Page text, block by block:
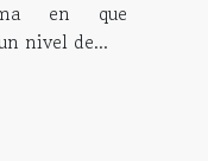
en que
nivel de...